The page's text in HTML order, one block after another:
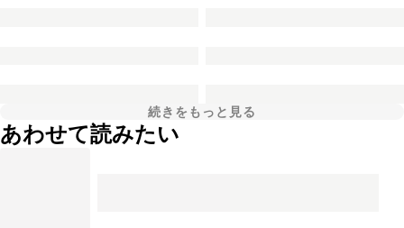
続きをもっと見る
あわせて読みたい